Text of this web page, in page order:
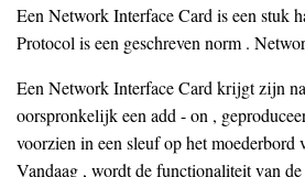
Een Network Interface Card is een stuk
Protocol is een geschreven norm .
Een Network Interface Card krijgt zijn
oorspronkelijk een add - on ,
voorzien in een sleuf op het moederbord
Vandaag , wordt de functionaliteit van